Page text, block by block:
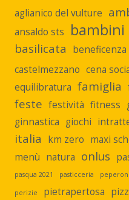
aglianico del vulture
ansaldo sts bambini
basilicata beneficenza
castelmezzano cena
equilibratura famiglia
feste festività fitness
ginnastica giochi
italia km zero maxi
menù natura onlus
pasqua 2021 pasticceria
perizie pietrapertosa